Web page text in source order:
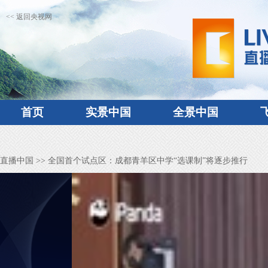
<< 返回央视网
首页 实景中国 全景中国
直播中国 >> 全国首个试点区：成都青羊区中学“选课制”将逐步推行